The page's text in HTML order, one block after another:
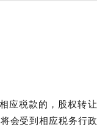
应税款的，股权转让
会受到相应税务行政